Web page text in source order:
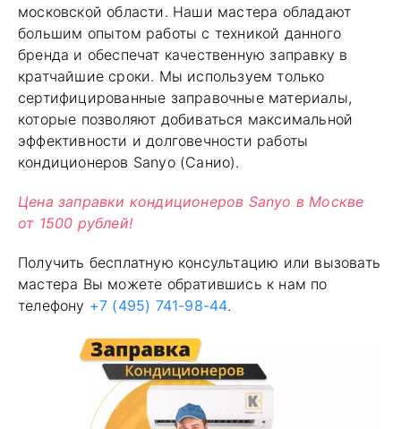
московской области. Наши мастера обладают
большим опытом работы с техникой данного
бренда и обеспечат качественную заправку в
кратчайшие сроки. Мы используем только
сертифицированные заправочные материалы,
которые позволяют добиваться максимальной
эффективности и долговечности работы
кондиционеров Sanyo (Санио).
Цена заправки кондиционеров Sanyo в Москве
от 1500 рублей!
Получить бесплатную консультацию или вызовать
мастера Вы можете обратившись к нам по
телефону +7 (495) 741-98-44.